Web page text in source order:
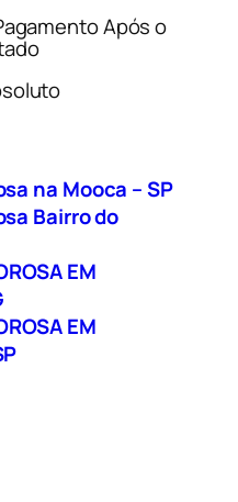
Após o
na Mooca – SP
Bairro do
EM
EM